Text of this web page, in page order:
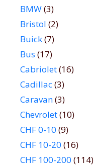
BMW(3)
Bristol (2)
Buick(7)
Bus (17)
Cabriolet(16)
Cadillac(3)
Caravan(3)
Chevrolet(10)
CHF 0-10 (9)
CHF 10-20 (16)
CHF 100-200 (114)